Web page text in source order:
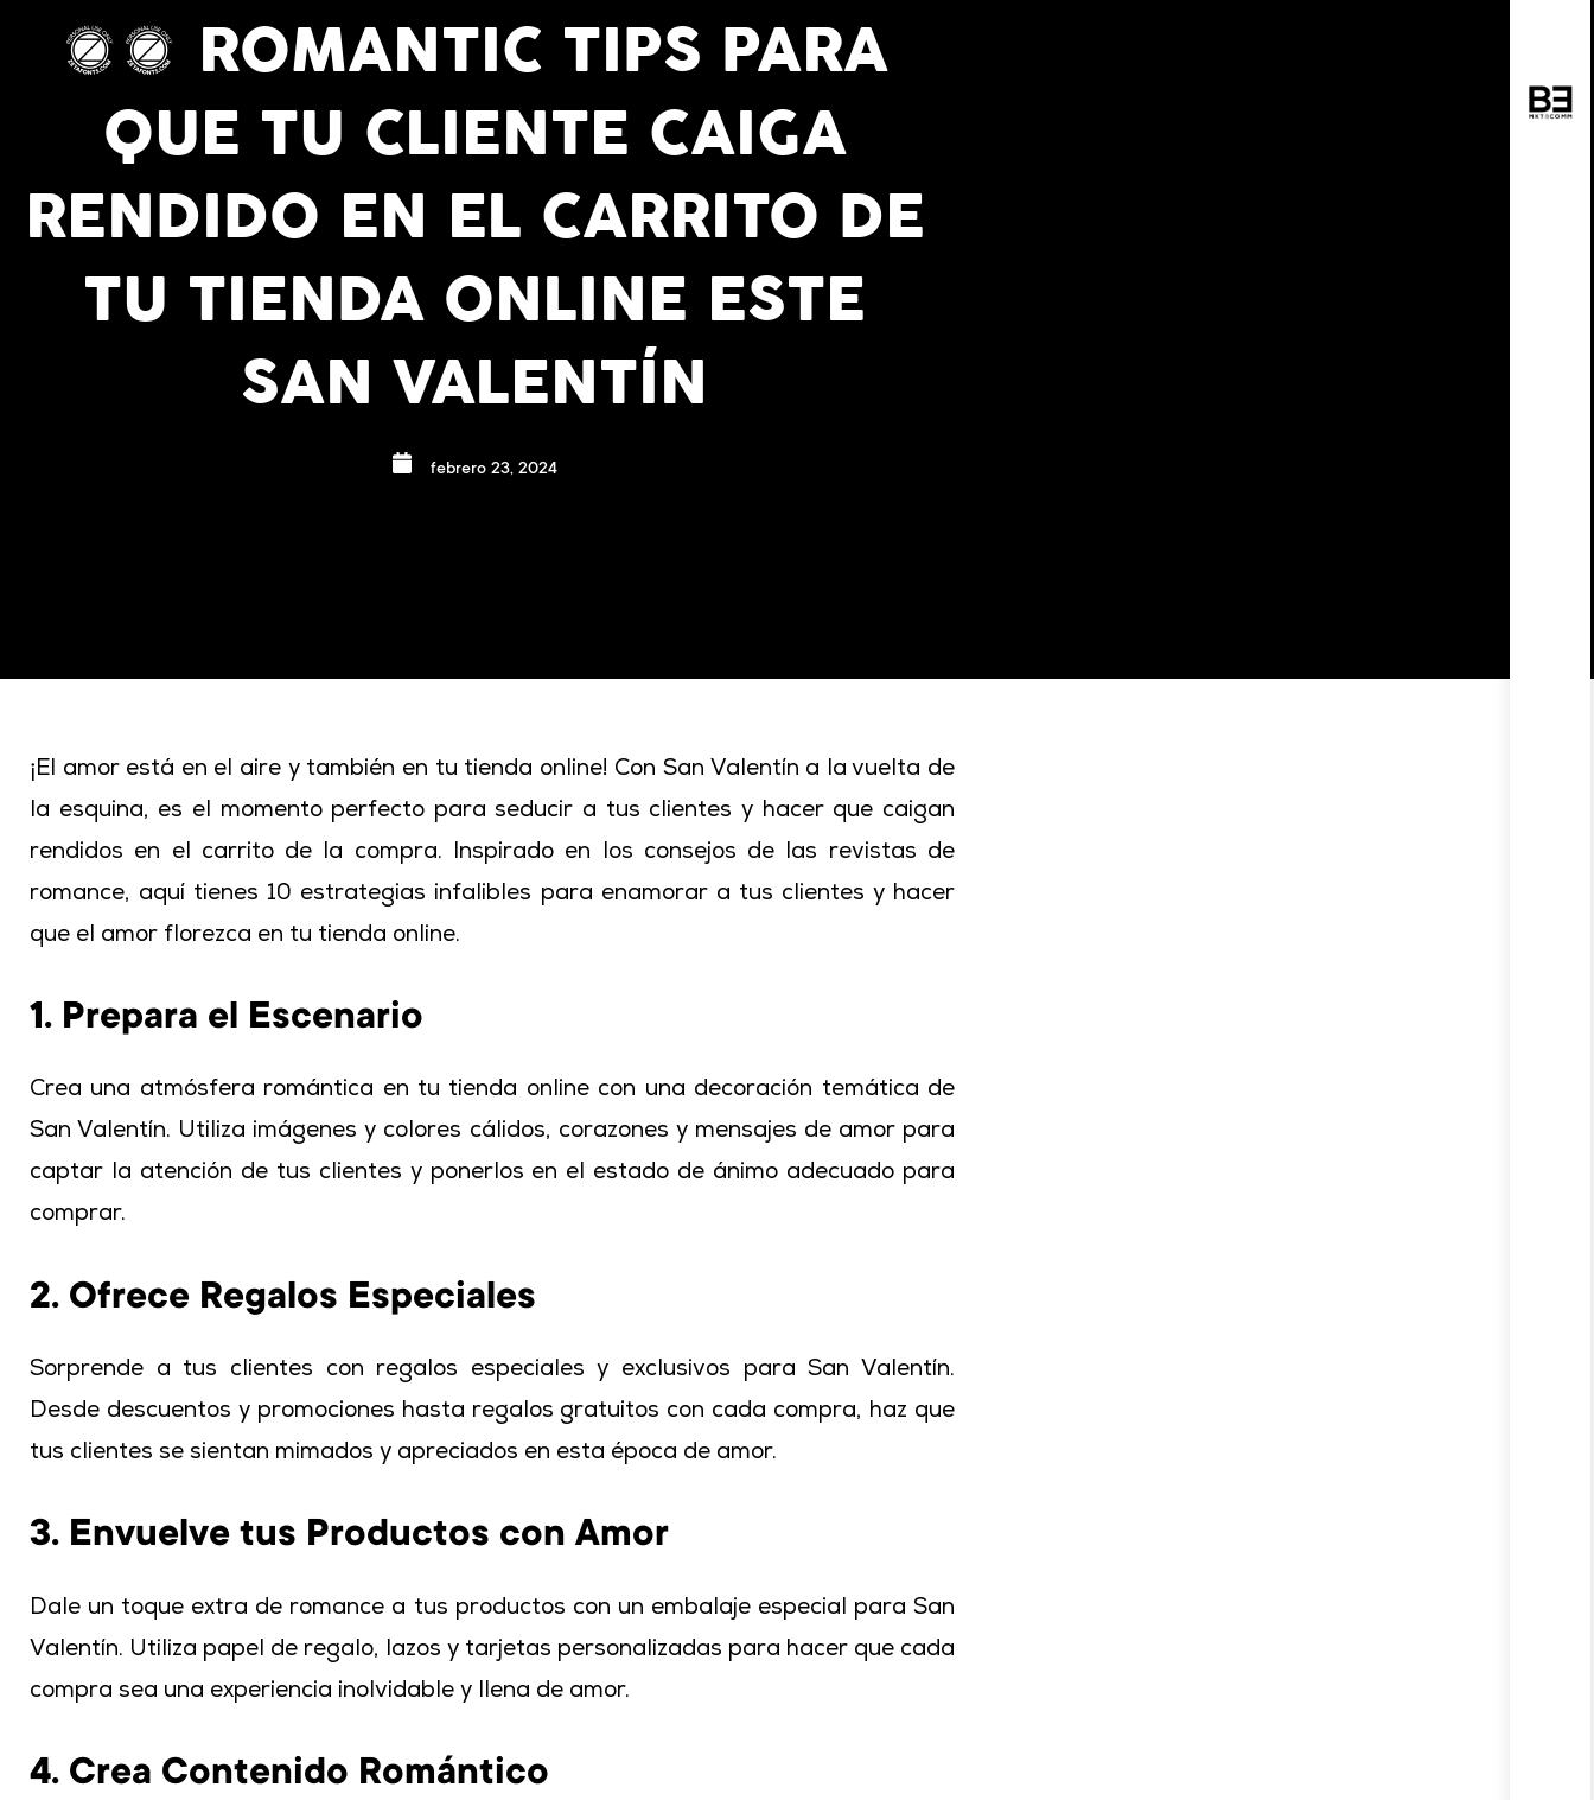
contenido10 ROMANTIC TIPS PARA
QUE TU CLIENTE CAIGA
RENDIDO EN EL CARRITO DE
TU TIENDA ONLINE ESTE
SAN VALENTÍN
febrero 23, 2024
¡El amor está en el aire y también en tu tienda online! Con San Valentín a la vuelta de
la esquina, es el momento perfecto para seducir a tus clientes y hacer que caigan
rendidos en el carrito de la compra. Inspirado en los consejos de las revistas de
romance, aquí tienes 10 estrategias infalibles para enamorar a tus clientes y hacer
que el amor florezca en tu tienda online.
1. Prepara el Escenario
Crea una atmósfera romántica en tu tienda online con una decoración temática de
San Valentín. Utiliza imágenes y colores cálidos, corazones y mensajes de amor para
captar la atención de tus clientes y ponerlos en el estado de ánimo adecuado para
comprar.
2. Ofrece Regalos Especiales
Sorprende a tus clientes con regalos especiales y exclusivos para San Valentín.
Desde descuentos y promociones hasta regalos gratuitos con cada compra, haz que
tus clientes se sientan mimados y apreciados en esta época de amor.
3. Envuelve tus Productos con Amor
Dale un toque extra de romance a tus productos con un embalaje especial para San
Valentín. Utiliza papel de regalo, lazos y tarjetas personalizadas para hacer que cada
compra sea una experiencia inolvidable y llena de amor.
4. Crea Contenido Romántico